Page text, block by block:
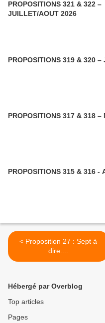
PROPOSITIONS 321 & 322 –
JUILLET/AOUT 2026
PROPOSITIONS 319 & 320 –
PROPOSITIONS 317 & 318 –
PROPOSITIONS 315 & 316 -
< Proposition 27 : Sept à
dire....
Hébergé par Overblog
Top articles
Pages